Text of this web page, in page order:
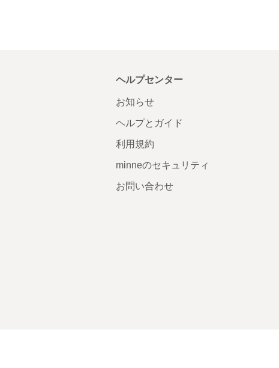
ヘルプセンター
お知らせ
ヘルプとガイド
利用規約
minneのセキュリティ
お問い合わせ